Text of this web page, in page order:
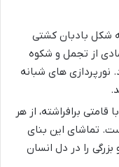
شکل بادبان کشتی
از تجمل و شکوه
های شبانه
برافراشته، از هر
تماشای این بنای
را در دل انسان